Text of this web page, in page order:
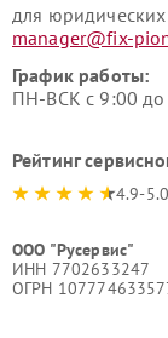
для
manager@fix-
График работы:
ПН-ВСК с 9:00
Рейтинг
4.9-5.0
ООО "Русервис"
ИНН 7702633247
ОГРН